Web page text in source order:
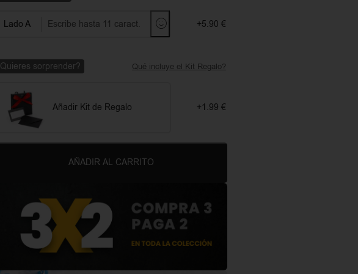
Lado A +5.90 €
Quieres sorprender? Qué incluye el Kit Regalo?
Añadir Kit de Regalo +1.99 €
AÑADIR AL CARRITO